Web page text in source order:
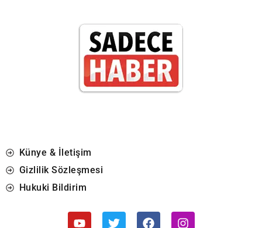
Künye & İletişim
Gizlilik Sözleşmesi
Hukuki Bildirim